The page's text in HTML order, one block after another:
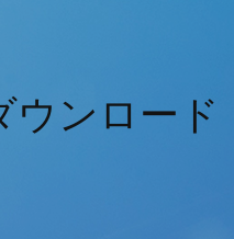
ウンロード